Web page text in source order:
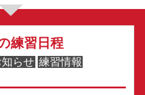
練習日程
知らせ 練習情報